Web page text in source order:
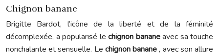
Chignon banane
Brigitte Bardot, l’icône de la liberté et de la féminité
décomplexée, a popularisé le chignon bananeavec sa touche
nonchalante et sensuelle. Le chignon banane, avec son allure